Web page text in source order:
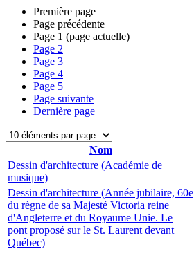
Première page
Page précédente
Page 1 (page actuelle)
Page 2
Page 3
Page 4
Page 5
Page suivante
Dernière page
Nom
Dessin d'architecture (Académie de
musique)
Dessin d'architecture (Année jubilaire, 60e
du règne de sa Majesté Victoria reine
d'Angleterre et du Royaume Unie. Le
pont proposé sur le St. Laurent devant
Québec)